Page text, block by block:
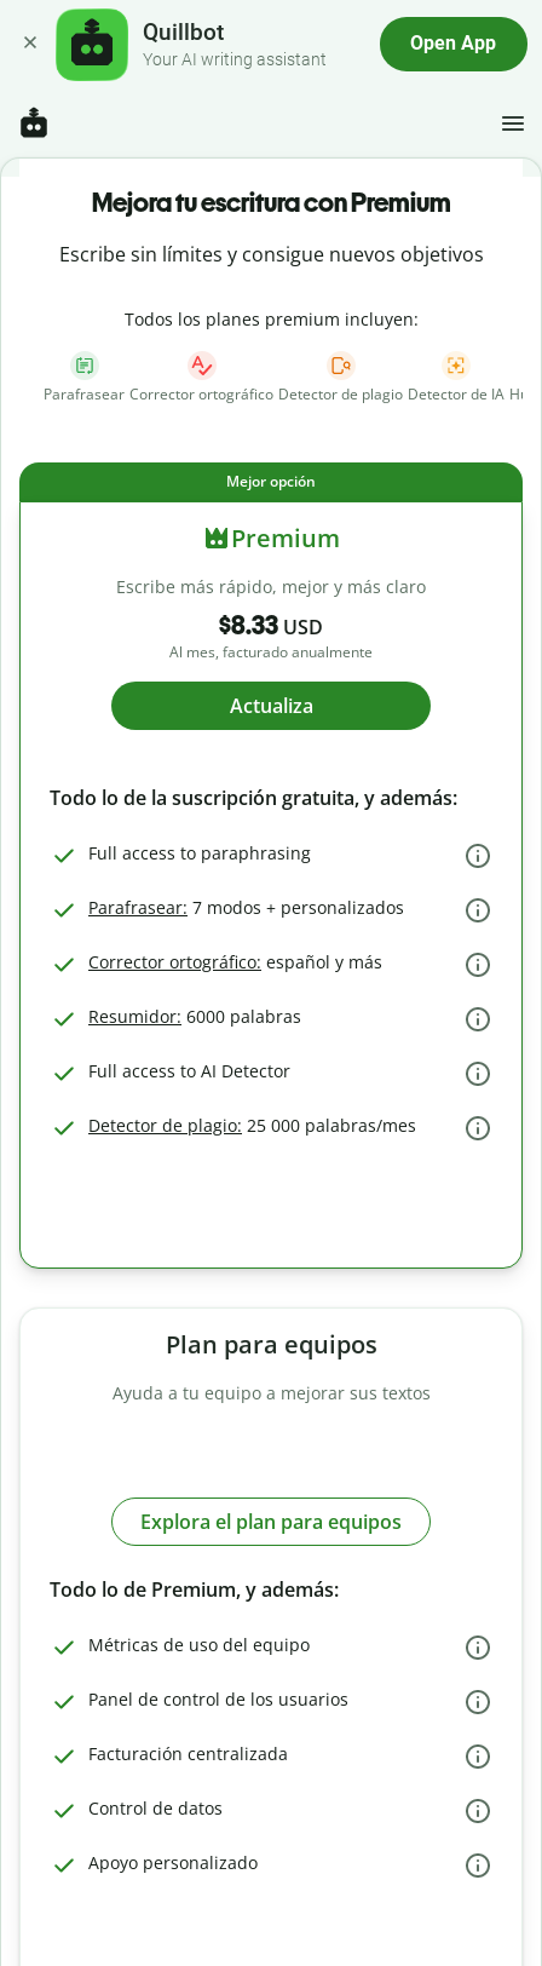
Quillbot
Your AI writing assistant
Open App
Mejora tu escritura con Premium
Escribe sin límites y consigue nuevos objetivos
Todos los planes premium incluyen:
Parafrasear Corrector ortográfico Detector de plagio Detector de IA
Mejor opción
Premium
Escribe más rápido, mejor y más claro
$8.33 USD
Al mes, facturado anualmente
Actualiza
Todo lo de la suscripción gratuita, y además:
Full access to paraphrasing
Parafrasear: 7 modos + personalizados
Corrector ortográfico: español y más
Resumidor: 6000 palabras
Full access to AI Detector
Detector de plagio: 25 000 palabras/mes
Plan para equipos
Ayuda a tu equipo a mejorar sus textos
Explora el plan para equipos
Todo lo de Premium, y además:
Métricas de uso del equipo
Panel de control de los usuarios
Facturación centralizada
Control de datos
Apoyo personalizado